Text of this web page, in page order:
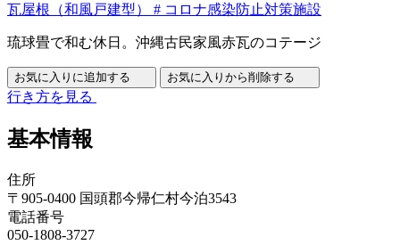
瓦屋根（和風戸建型） # コロナ感染防止対策施設
琉球畳で和む休日。沖縄古民家風赤瓦のコテージ
お気に入りに追加する お気に入りから削除する
行き方を見る
基本情報
住所
〒905-0400 国頭郡今帰仁村今泊3543
電話番号
050-1808-3727